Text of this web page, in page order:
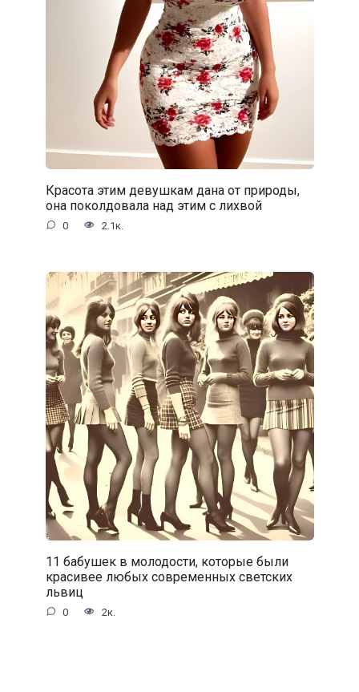
Красота этим девушкам дана от природы,
она поколдовала над этим с лихвой
0 2.1к.
11 бабушек в молодости, которые были
красивее любых современных светских
львиц
0 2к.